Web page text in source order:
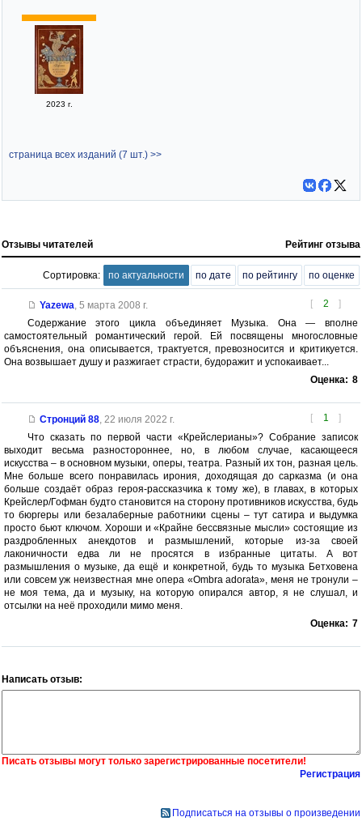
2023 г.
страница всех изданий (7 шт.) >>
Отзывы читателей Рейтинг отзыва
Сортировка: по актуальности по дате по рейтингу по оценке
[ 2 ]
Yazewa 5 марта 2008 г.
Содержание этого цикла объединяет Музыка. Она — вполне
самостоятельный романтический герой. Ей посвящены многословные
объяснения, она описывается, трактуется, превозносится и критикуется.
Она возвышает душу и разжигает страсти, будоражит и успокаивает...
Оценка: 8
[ 1 ]
Стронций 88, 22 июля 2022 г.
Что сказать по первой части «Крейслерианы»? Собрание записок
выходит весьма разностороннее, но, в любом случае, касающееся
искусства – в основном музыки, оперы, театра. Разный их тон, разная цель.
Мне больше всего понравилась ирония, доходящая до сарказма (и она
больше создаёт образ героя-рассказчика к тому же), в главах, в которых
Крейслер/Гофман будто становится на сторону противников искусства, будь
то бюргеры или безалаберные работники сцены – тут сатира и выдумка
просто бьют ключом. Хороши и «Крайне бессвязные мысли» состоящие из
раздробленных анекдотов и размышлений, которые из-за своей
лаконичности едва ли не просятся в избранные цитаты. А вот
размышления о музыке, да ещё и конкретной, будь то музыка Бетховена
или совсем уж неизвестная мне опера «Ombra adorata», меня не тронули –
не моя тема, да и музыку, на которую опирался автор, я не слушал, и
отсылки на неё проходили мимо меня.
Оценка: 7
Написать отзыв:
Писать отзывы могут только зарегистрированные посетители!
Регистрация
Подписаться на отзывы о произведении